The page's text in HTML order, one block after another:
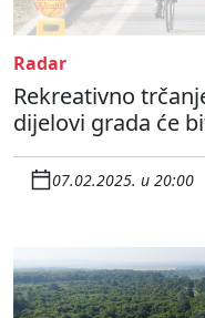
Radar
Rekreativno
dijelovi grada će
07.02.2025. u 20:00